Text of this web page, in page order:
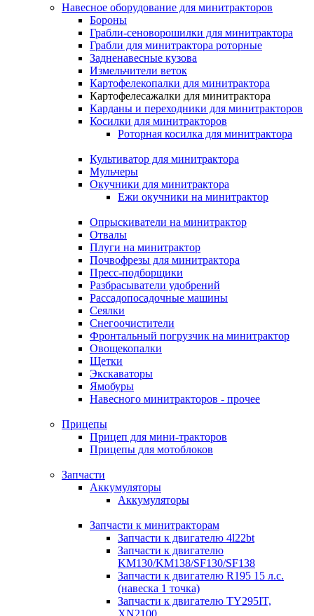
Навесное оборудование для минитракторов
Бороны
Грабли-сеноворошилки для минитрактора
Грабли для минитрактора роторные
Задненавесные кузова
Измельчители веток
Картофелекопалки для минитрактора
Картофелесажалки для минитрактора
Карданы и переходники для минитракторов
Косилки для минитракторов
Роторная косилка для минитрактора
Культиватор для минитрактора
Мульчеры
Окучники для минитрактора
Ежи окучники на минитрактор
Опрыскиватели на минитрактор
Отвалы
Плуги на минитрактор
Почвофрезы для минитрактора
Пресс-подборщики
Разбрасыватели удобрений
Рассадопосадочные машины
Сеялки
Снегоочистители
Фронтальный погрузчик на минитрактор
Овощекопалки
Щетки
Экскаваторы
Ямобуры
Навесного минитракторов - прочее
Прицепы
Прицеп для мини-тракторов
Прицепы для мотоблоков
Запчасти
Аккумуляторы
Аккумуляторы
Запчасти к минитракторам
Запчасти к двигателю 4l22bt
Запчасти к двигателю
KM130/KM138/SF130/SF138
Запчасти к двигателю R195 15 л.с.
(навеска 1 точка)
Запчасти к двигателю TY295IT,
XN2100